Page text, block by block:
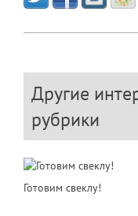
Другие
рубрики
Готовим свеклу!